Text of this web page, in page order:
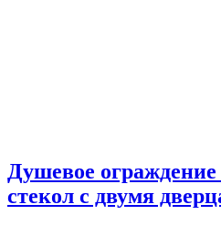
Душевое
стекол с двумя